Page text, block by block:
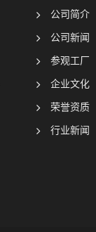
公司简介
公司新闻
参观工厂
企业文化
荣誉资质
行业新闻